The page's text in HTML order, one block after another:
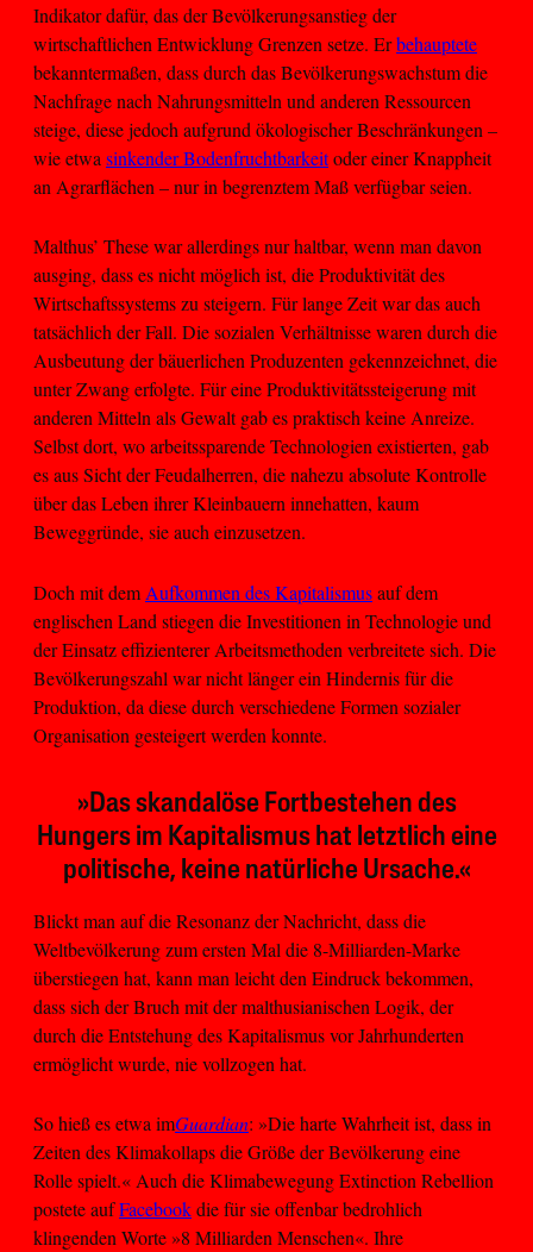
Indikator dafür, das der Bevölkerungsanstieg der
wirtschaftlichen Entwicklung Grenzen setze. Erbehauptete
bekanntermaßen, dass durch das Bevölkerungswachstum die
Nachfrage nach Nahrungsmitteln und anderen Ressourcen
steige, diese jedoch aufgrund ökologischer Beschränkungen –
wie etwa sinkender Bodenfruchtbarkeitoder einer Knappheit
an Agrarflächen – nur in begrenztem Maß verfügbar seien.
Malthus’ These war allerdings nur haltbar, wenn man davon
ausging, dass es nicht möglich ist, die Produktivität des
Wirtschaftssystems zu steigern. Für lange Zeit war das auch
tatsächlich der Fall. Die sozialen Verhältnisse waren durch die
Ausbeutung der bäuerlichen Produzenten gekennzeichnet, die
unter Zwang erfolgte. Für eine Produktivitätssteigerung mit
anderen Mitteln als Gewalt gab es praktisch keine Anreize.
Selbst dort, wo arbeitssparende Technologien existierten, gab
es aus Sicht der Feudalherren, die nahezu absolute Kontrolle
über das Leben ihrer Kleinbauern innehatten, kaum
Beweggründe, sie auch einzusetzen.
Doch mit dem Aufkommen des Kapitalismusauf dem
englischen Land stiegen die Investitionen in Technologie und
der Einsatz effizienterer Arbeitsmethoden verbreitete sich. Die
Bevölkerungszahl war nicht länger ein Hindernis für die
Produktion, da diese durch verschiedene Formen sozialer
Organisation gesteigert werden konnte.
»Das skandalöse Fortbestehen des
Hungers im Kapitalismus hat letztlich eine
politische, keine natürliche Ursache.«
Blickt man auf die Resonanz der Nachricht, dass die
Weltbevölkerung zum ersten Mal die 8-Milliarden-Marke
überstiegen hat, kann man leicht den Eindruck bekommen,
dass sich der Bruch mit der malthusianischen Logik, der
durch die Entstehung des Kapitalismus vor Jahrhunderten
ermöglicht wurde, nie vollzogen hat.
So hieß es etwa imGuardian: »Die harte Wahrheit ist, dass in
Zeiten des Klimakollaps die Größe der Bevölkerung eine
Rolle spielt.« Auch die Klimabewegung Extinction Rebellion
postete aufFacebookdie für sie offenbar bedrohlich
klingenden Worte »8 Milliarden Menschen«. Ihre